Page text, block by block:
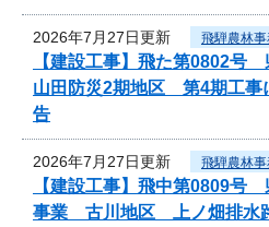
2026年7月27日更新 飛騨農林
【建設工事】飛た第0802
山田防災2期地区 第4期工事
告
2026年7月27日更新 飛騨農林
【建設工事】飛中第0809号
事業 古川地区 上ノ畑排水